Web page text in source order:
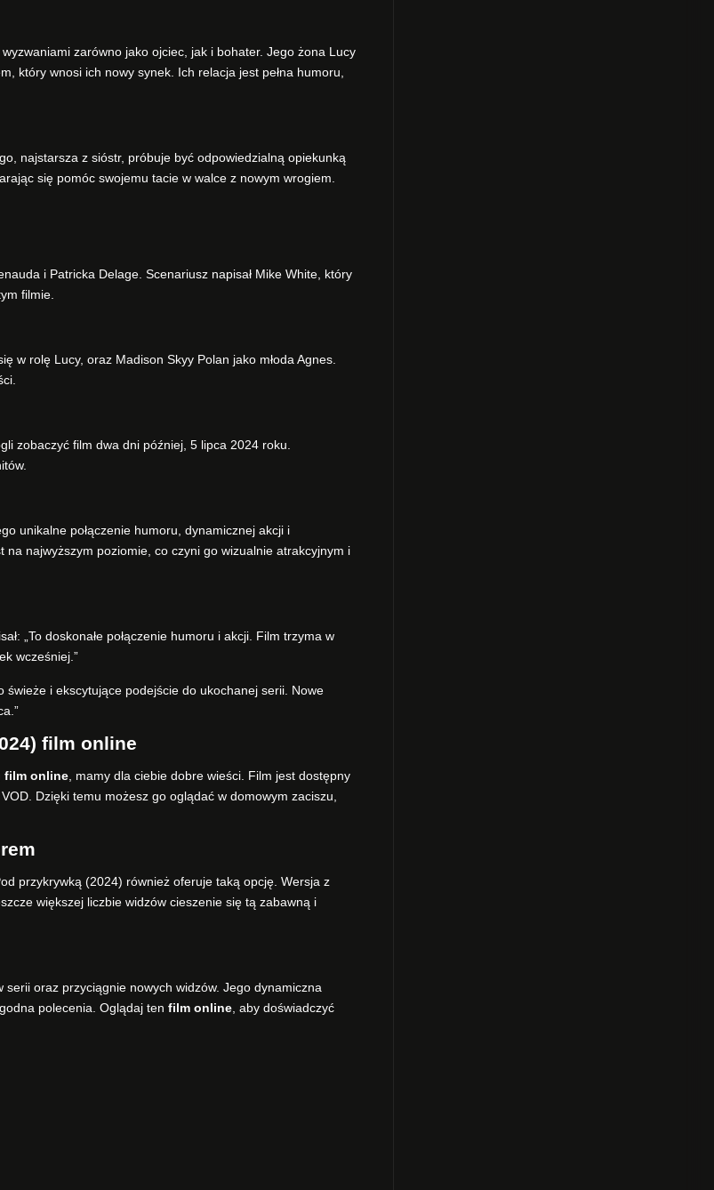
zarówno jako ojciec, jak i bohater. Jego żona Lucy
który wnosi ich nowy synek. Ich relacja jest pełna humoru,
najstarsza z sióstr, próbuje być odpowiedzialną opiekunką
się pomóc swojemu tacie w walce z nowym wrogiem.
i Patricka Delage. Scenariusz napisał Mike White, który
filmie.
w rolę Lucy, oraz Madison Skyy Polan jako młoda Agnes.
zobaczyć film dwa dni później, 5 lipca 2024 roku.
unikalne połączenie humoru, dynamicznej akcji i
najwyższym poziomie, co czyni go wizualnie atrakcyjnym i
„To doskonałe połączenie humoru i akcji. Film trzyma w
wcześniej.”
świeże i ekscytujące podejście do ukochanej serii. Nowe
film online
film online, mamy dla ciebie dobre wieści. Film jest dostępny
Dzięki temu możesz go oglądać w domowym zaciszu,
przykrywką (2024) również oferuje taką opcję. Wersja z
większej liczbie widzów cieszenie się tą zabawną i
oraz przyciągnie nowych widzów. Jego dynamiczna
polecenia. Oglądaj ten film online, aby doświadczyć